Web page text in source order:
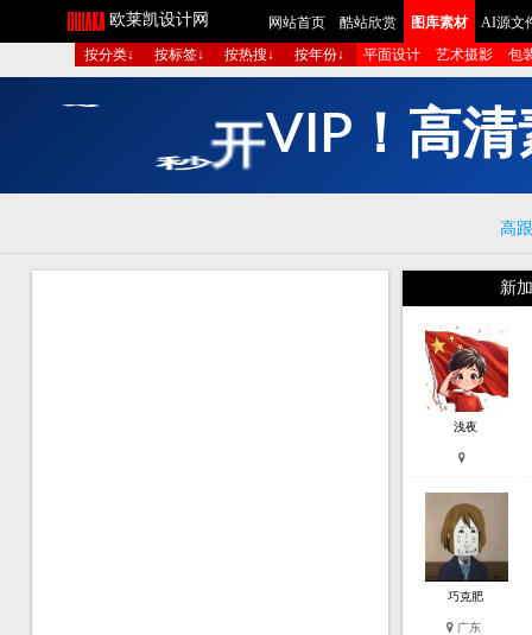
欧莱凯设计网 网站首页 酷站欣赏 图库素材
AI源文
按分类↓
按标签↓ 按热搜↓ 按年份↓ 平面设计 艺术摄影 包
图 生 成 短
高
新
浅夜
巧克肥
广东